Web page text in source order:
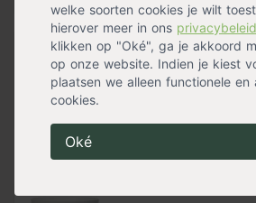
welke soorten cookies je wilt
hierover meer in ons privacybeleid
klikken op "Oké", ga je akkoord
op onze website. Indien je kiest
plaatsen we alleen functionele en
cookies.
Oké
Pokon
op voorraad
Alternatieven